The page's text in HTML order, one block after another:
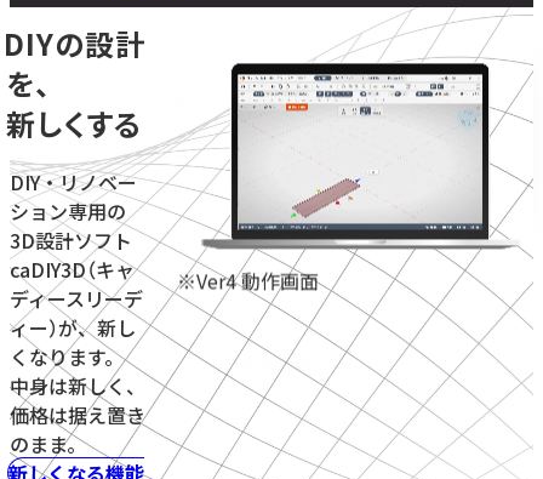
サポート
よくある質問
マニュアル
旧バージョンダウンロード
ニュース
お問い合わせ
学校・教育機関向け 無料体験をはじめる
DIYの設計
を、
新しくする
DIY・リノベー
ション専用の
3D設計ソフト
caDIY3D（キャ
ディースリーデ
ィー）が、新し
くなります。
中身は新しく、
価格は据え置き
のまま。
新しくなる機能
※Ver4 動作画面